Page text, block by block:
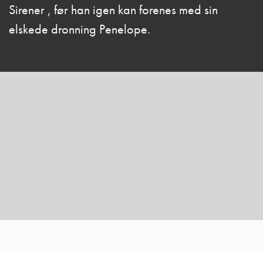
Sirener , før han igen kan forenes med sin
elskede dronning Penelope.